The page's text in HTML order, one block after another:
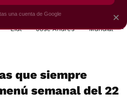
VEGUI
Lidl José Andrés Mundial
que siempre
semanal del 22
×
una cuenta de Google